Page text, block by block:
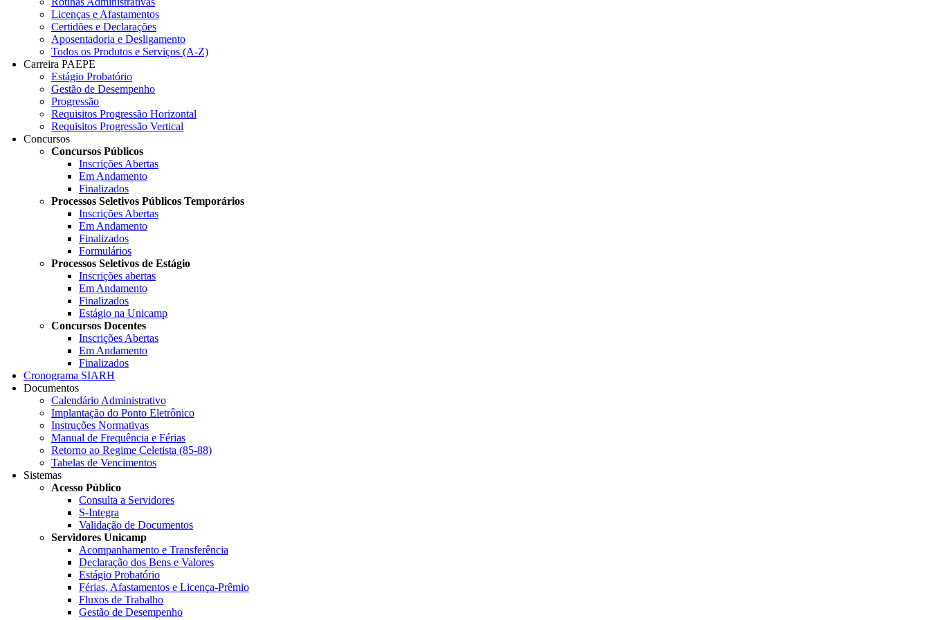
Licenças e Afastamentos
Certidões e Declarações
Aposentadoria e Desligamento
Todos os Produtos e Serviços (A-Z)
Carreira PAEPE
Estágio Probatório
Gestão de Desempenho
Progressão
Requisitos Progressão Horizontal
Requisitos Progressão Vertical
Concursos
Concursos Públicos
Inscrições Abertas
Em Andamento
Finalizados
Processos Seletivos Públicos Temporários
Inscrições Abertas
Em Andamento
Finalizados
Formulários
Processos Seletivos de Estágio
Inscrições abertas
Em Andamento
Finalizados
Estágio na Unicamp
Concursos Docentes
Inscrições Abertas
Em Andamento
Finalizados
Cronograma SIARH
Documentos
Calendário Administrativo
Implantação do Ponto Eletrônico
Instruções Normativas
Manual de Frequência e Férias
Retorno ao Regime Celetista (85-88)
Tabelas de Vencimentos
Sistemas
Acesso Público
Consulta a Servidores
S-Integra
Validação de Documentos
Servidores Unicamp
Acompanhamento e Transferência
Declaração dos Bens e Valores
Estágio Probatório
Férias, Afastamentos e Licença-Prêmio
Fluxos de Trabalho
Gestão de Desempenho